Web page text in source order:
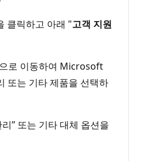
클릭하고 아래 "고객 지원
로 이동하여 Microsoft
또는 기타 제품을 선택하
” 또는 기타 대체 옵션을